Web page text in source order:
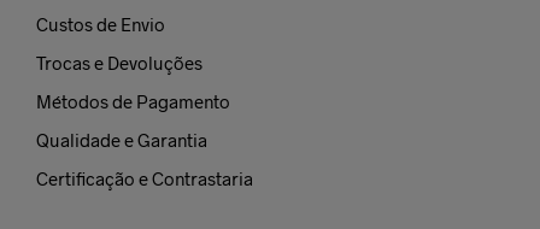
Custos de Envio
Trocas e Devoluções
Métodos de Pagamento
Qualidade e Garantia
Certificação e Contrastaria